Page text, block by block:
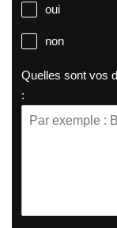
oui
non
Quelles sont vos
: